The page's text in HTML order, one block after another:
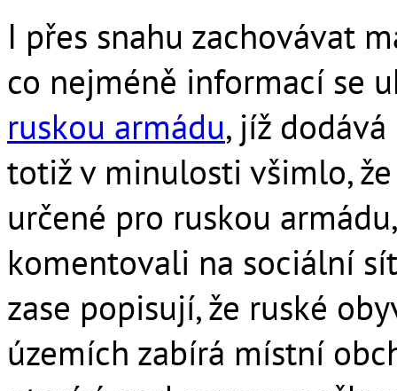
I přes snahu zachovávat
co nejméně informací se
ruskou armádu, jíž
totiž v minulosti všimlo,
určené pro ruskou
komentovali na sociální
zase popisují, že ruské
územích zabírá místní